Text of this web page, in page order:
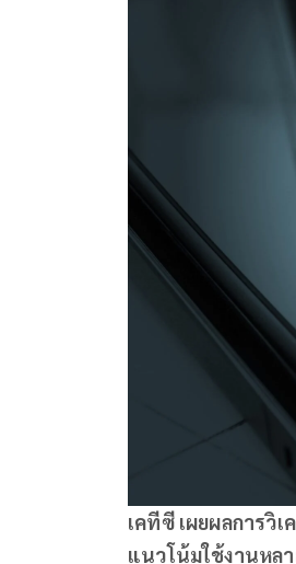
เคทีซี เผยผลการวิ
แนวโน้มใช้งานหล